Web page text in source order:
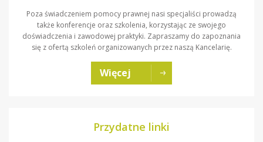
Poza świadczeniem pomocy prawnej nasi specjaliści prowadzą
także konferencje oraz szkolenia, korzystając ze swojego
doświadczenia i zawodowej praktyki. Zapraszamy do zapoznania
się z ofertą szkoleń organizowanych przez naszą Kancelarię.
Więcej
Przydatne linki